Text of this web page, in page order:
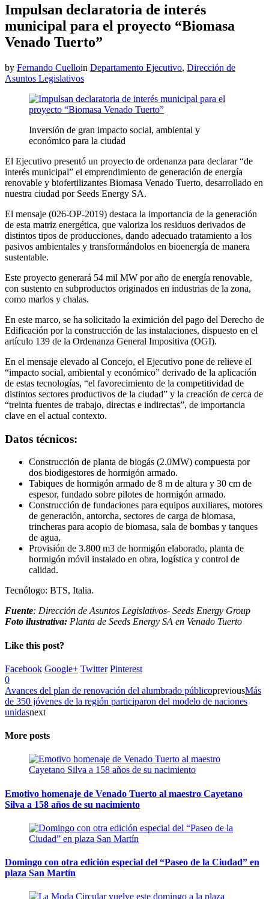
Impulsan declaratoria de interés
municipal para el proyecto “Biomasa
Venado Tuerto”
by Fernando Cuelloin Departamento Ejecutivo, Dirección de
Asuntos Legislativos
Inversión de gran impacto social, ambiental y
económico para la ciudad
El Ejecutivo presentó un proyecto de ordenanza para declarar “de
interés municipal” el emprendimiento de generación de energía
renovable y biofertilizantes Biomasa Venado Tuerto, desarrollado en
nuestra ciudad por Seeds Energy SA.
El mensaje (026-OP-2019) destaca la importancia de la generación
de esta matriz energética, que valoriza los residuos derivados de
distintos tipos de producciones, dando adecuado tratamiento a los
pasivos ambientales y transformándolos en bioenergía de manera
sustentable.
Este proyecto generará 54 mil MW por año de energía renovable,
con sustento en subproductos originados en industrias de la zona,
como marlos y chalas.
En este marco, se ha solicitado la eximición del pago del Derecho de
Edificación por la construcción de las instalaciones, dispuesto en el
artículo 139 de la Ordenanza General Impositiva (OGI).
En el mensaje elevado al Concejo, el Ejecutivo pone de relieve el
“impacto social, ambiental y económico” derivado de la aplicación
de estas tecnologías, “el favorecimiento de la competitividad de
distintos sectores productivos de la ciudad” y la creación de cerca de
“treinta fuentes de trabajo, directas e indirectas”, de importancia
clave en el actual contexto.
Datos técnicos:
Construcción de planta de biogás (2.0MW) compuesta por
dos biodigestores de hormigón armado.
Tabiques de hormigón armado de 8 m de altura y 30 cm de
espesor, fundado sobre pilotes de hormigón armado.
Construcción de fundaciones para equipos auxiliares, motores
de generación, antorcha, sectores de carga de biomasa,
trincheras para acopio de biomasa, sala de bombas y tanques
de agua,
Provisión de 3.800 m3 de hormigón elaborado, planta de
hormigón móvil instalado en obra, logística y control de
calidad.
Tecnólogo: BTS, Italia.
Fuente: Dirección de Asuntos Legislativos- Seeds Energy Group
Foto ilustrativa: Planta de Seeds Energy SA en Venado Tuerto
Like this post?
Facebook Google+ Twitter Pinterest
0
Avances del plan de renovación del alumbrado públicopreviousMás
de 350 jóvenes de la región participaron del modelo de naciones
unidasnext
More posts
Emotivo homenaje de Venado Tuerto al maestro Cayetano
Silva a 158 años de su nacimiento
Domingo con otra edición especial del “Paseo de la Ciudad” en
plaza San Martín